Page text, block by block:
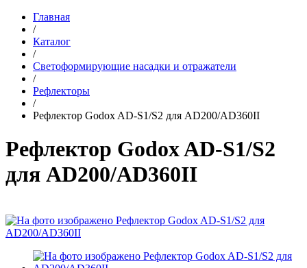
Главная
/
Каталог
/
Светоформирующие насадки и отражатели
/
Рефлекторы
/
Рефлектор Godox AD-S1/S2 для AD200/AD360II
Рефлектор Godox AD-S1/S2
для AD200/AD360II